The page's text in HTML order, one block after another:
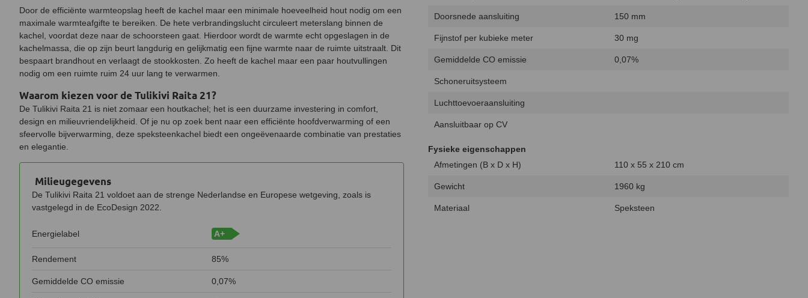
Door de efficiënte warmteopslag heeft de kachel maar een minimale hoeveelheid hout nodig om een
maximale warmteafgifte te bereiken. De hete verbrandingslucht circuleert meterslang binnen de
kachel, voordat deze naar de schoorsteen gaat. Hierdoor wordt de warmte echt opgeslagen in de
kachelmassa, die op zijn beurt langdurig en gelijkmatig een fijne warmte naar de ruimte uitstraalt. Dit
bespaart brandhout en verlaagt de stookkosten. Zo heeft de kachel maar een paar houtvullingen
nodig om een ruimte ruim 24 uur lang te verwarmen.
Waarom kiezen voor de Tulikivi Raita 21?
De Tulikivi Raita 21 is niet zomaar een houtkachel; het is een duurzame investering in comfort,
design en milieuvriendelijkheid. Of je nu op zoek bent naar een efficiënte hoofdverwarming of een
sfeervolle bijverwarming, deze speksteenkachel biedt een ongeëvenaarde combinatie van prestaties
en elegantie.
Milieugegevens
De Tulikivi Raita 21 voldoet aan de strenge Nederlandse en Europese wetgeving, zoals is
vastgelegd in de EcoDesign 2022.
Energielabel A+
Rendement 85%
Gemiddelde CO emissie 0,07%
Doorsnede aansluiting 150 mm
Fijnstof per kubieke meter 30 mg
Gemiddelde CO emissie 0,07%
Schoneruitsysteem
Luchttoevoeraansluiting
Aansluitbaar op CV
Fysieke eigenschappen
Afmetingen (B x D x H)
110 x 55 x 210 cm
Gewicht 1960 kg
Materiaal Speksteen